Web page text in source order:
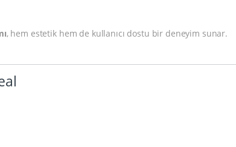
, hem estetik hem de kullanıcı dostu bir deneyim sunar.